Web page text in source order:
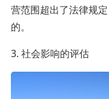
营范围超出了法律规
的。
3. 社会影响的评估